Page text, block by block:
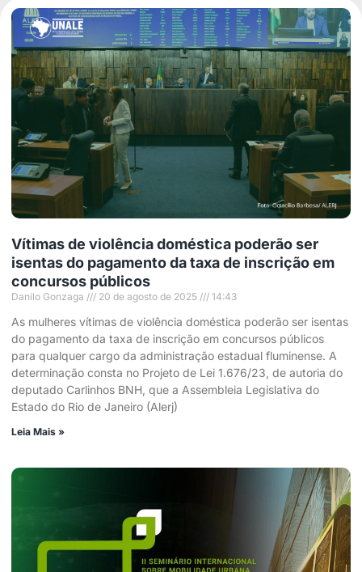
Vítimas de violência doméstica poderão ser
isentas do pagamento da taxa de inscrição em
concursos públicos
Danilo Gonzaga 20 de agosto de 2025 14:43
As mulheres vítimas de violência doméstica poderão ser isentas
do pagamento da taxa de inscrição em concursos públicos
para qualquer cargo da administração estadual fluminense. A
determinação consta no Projeto de Lei 1.676/23, de autoria do
deputado Carlinhos BNH, que a Assembleia Legislativa do
Estado do Rio de Janeiro (Alerj)
Leia Mais »